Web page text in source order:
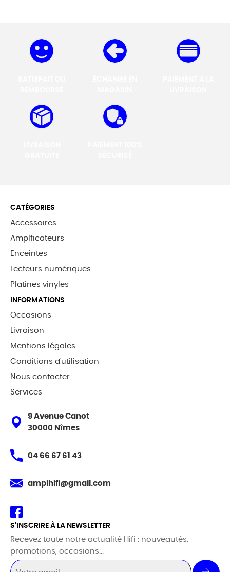
CATÉGORIES
Accessoires
Amplficateurs
Enceintes
Lecteurs numériques
Platines vinyles
INFORMATIONS
Occasions
Livraison
Mentions légales
Conditions d'utilisation
Nous contacter
Services
9 Avenue Canot
30000 Nîmes
04 66 67 61 43
amplhifi@gmail.com
S'INSCRIRE À LA NEWSLETTER
Recevez toute notre actualité Hifi : nouveautés,
promotions, occasions...